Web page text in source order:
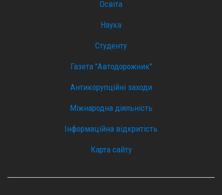
Освіта
Наука
Студенту
Газета "Автодорожник"
Антикорупційні заходи
Міжнародна діяльність
Інформаційна відкритість
Карта сайту